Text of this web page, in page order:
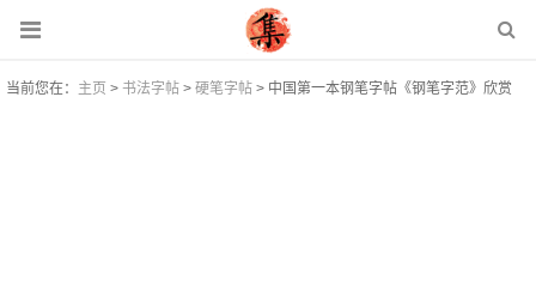
当前您在： 主页 > 书法字帖 > 硬笔字帖 > 中国第一本钢笔字帖《钢笔字范》欣赏